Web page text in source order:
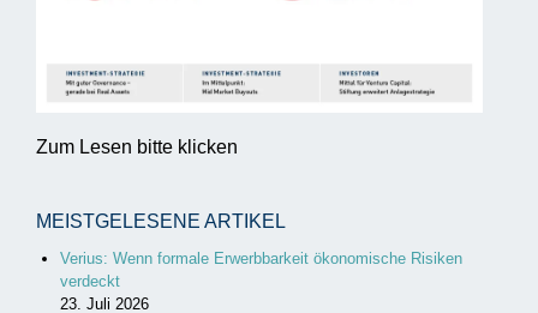
Zum Lesen bitte klicken
MEISTGELESENE ARTIKEL
Verius: Wenn formale Erwerbbarkeit ökonomische Risiken
verdeckt
23. Juli 2026